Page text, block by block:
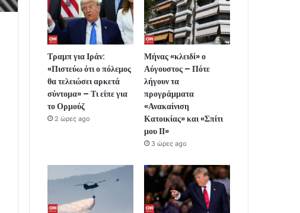
Τραμπ για Ιράν:
«Πιστεύω ότι ο πόλεμος
θα τελειώσει αρκετά
σύντομα» – Τι είπε για
το Ορμούζ
2 ώρες ago
Μήνας «κλειδί» ο
Αύγουστος – Πότε
λήγουν τα
προγράμματα
«Ανακαίνιση
Κατοικίας» και «Σπίτι
μου ΙΙ»
3 ώρες ago